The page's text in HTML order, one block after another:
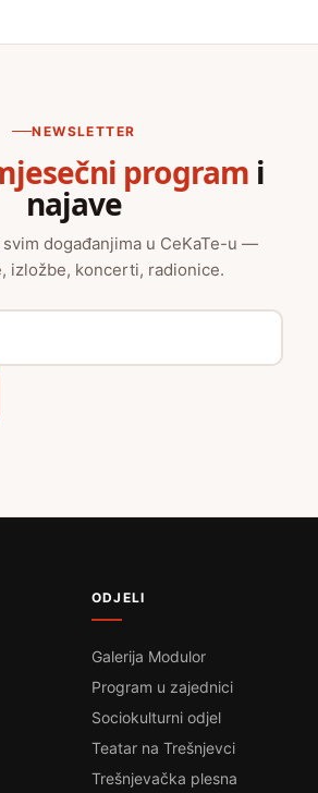
NEWSLETTER
program i
najave
događanjima u CeKaTe-u —
izložbe, koncerti, radionice.
ODJELI
Galerija Modulor
Program u zajednici
Sociokulturni odjel
Teatar na Trešnjevci
Trešnjevačka plesna